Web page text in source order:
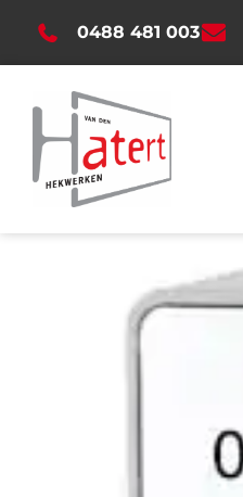
0488 481 003